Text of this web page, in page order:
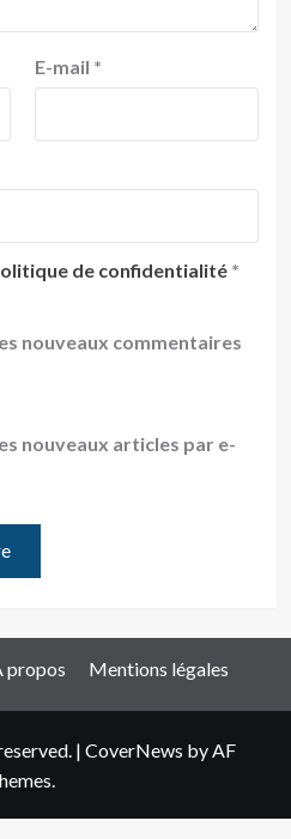
E-mail *
de confidentialité *
nouveaux commentaires
nouveaux articles par e-
propos Mentions légales
| CoverNews by AF